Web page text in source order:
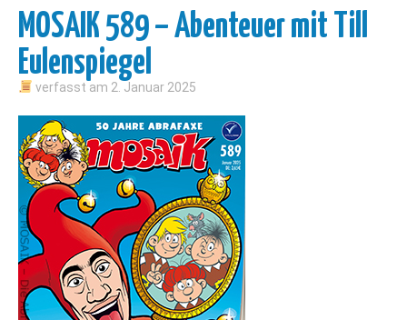
MOSAIK 589 – Abenteuer mit Till
Eulenspiegel
verfasst am 2. Januar 2025